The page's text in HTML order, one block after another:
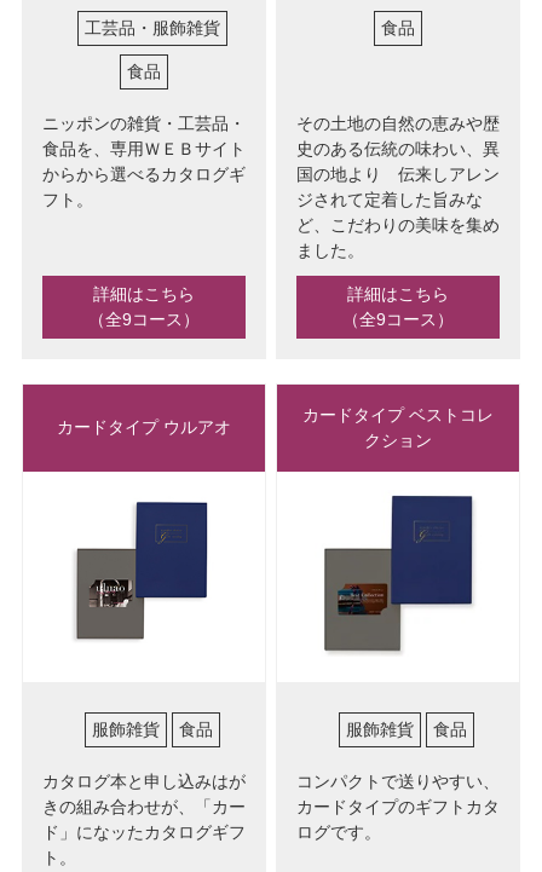
工芸品・服飾雑貨
食品
ニッポンの雑貨・工芸品・
食品を、専用ＷＥＢサイト
からから選べるカタログギ
フト。
詳細はこちら
（全9コース）
食品
その土地の自然の恵みや歴
史のある伝統の味わい、異
国の地より 伝来しアレン
ジされて定着した旨みな
ど、こだわりの美味を集め
ました。
詳細はこちら
（全9コース）
カードタイプ ウルアオ
服飾雑貨 食品
カタログ本と申し込みはが
きの組み合わせが、「カー
ド」になッたカタログギフ
ト。
カードタイプ ベストコレ
クション
服飾雑貨 食品
コンパクトで送りやすい、
カードタイプのギフトカタ
ログです。